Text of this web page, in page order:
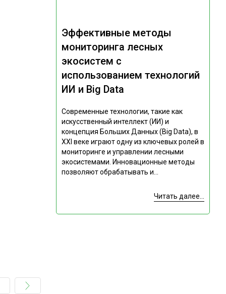
Эффективные методы
мониторинга лесных
экосистем с
использованием технологий
ИИ и Big Data
Современные технологии, такие как
искусственный интеллект (ИИ) и
концепция Больших Данных (Big Data), в
XXI веке играют одну из ключевых ролей в
мониторинге и управлении лесными
экосистемами. Инновационные методы
позволяют обрабатывать и...
Читать далее...